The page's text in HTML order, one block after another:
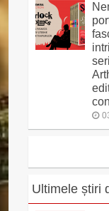
Ultimele știri